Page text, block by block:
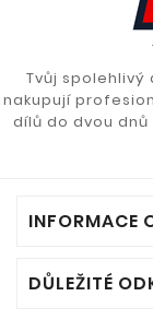
Tvůj
nakupují
dílů do dvou
INFORMACE
DŮLEŽITÉ